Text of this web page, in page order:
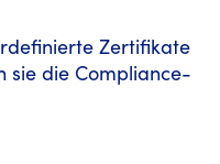
Zertifikate
sie die Compliance-